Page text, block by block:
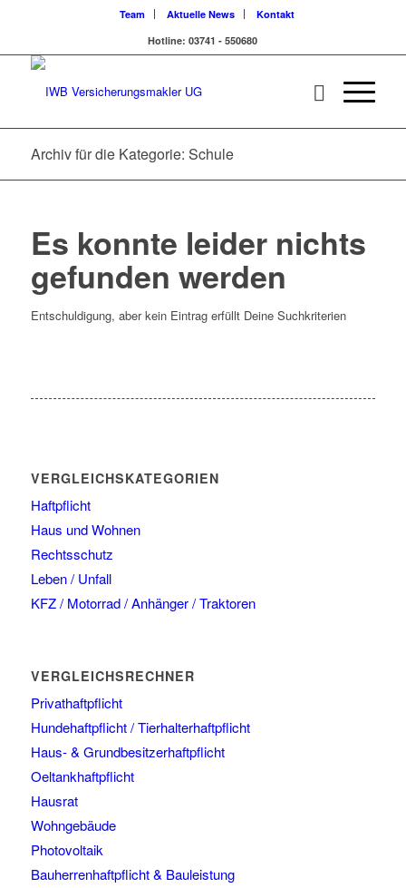
Team Aktuelle News
Kontakt
Hotline: 03741 - 550680
Archiv für die Kategorie: Schule
Es konnte leider nichts
gefunden werden
Entschuldigung, aber kein Eintrag erfüllt Deine Suchkriterien
VERGLEICHSKATEGORIEN
Haftpflicht
Haus und Wohnen
Rechtsschutz
Leben / Unfall
KFZ / Motorrad / Anhänger / Traktoren
VERGLEICHSRECHNER
Privathaftpflicht
Hundehaftpflicht / Tierhalterhaftpflicht
Haus- & Grundbesitzerhaftpflicht
Oeltankhaftpflicht
Hausrat
Wohngebäude
Photovoltaik
Bauherrenhaftpflicht & Bauleistung